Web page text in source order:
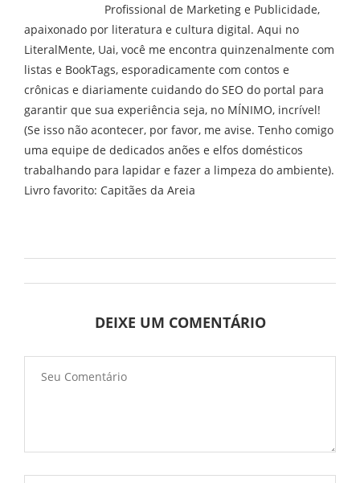
Profissional de Marketing e Publicidade,
apaixonado por literatura e cultura digital. Aqui no
LiteralMente, Uai, você me encontra quinzenalmente com
listas e BookTags, esporadicamente com contos e
crônicas e diariamente cuidando do SEO do portal para
garantir que sua experiência seja, no MÍNIMO, incrível!
(Se isso não acontecer, por favor, me avise. Tenho comigo
uma equipe de dedicados anões e elfos domésticos
trabalhando para lapidar e fazer a limpeza do ambiente).
Livro favorito: Capitães da Areia
DEIXE UM COMENTÁRIO